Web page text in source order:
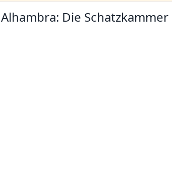
Die Schatzkammer